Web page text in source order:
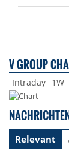
V GROUP
Intraday 1W
Relevant